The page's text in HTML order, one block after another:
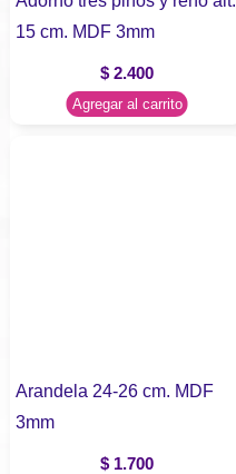
15 cm. MDF 3mm
$ 2.400
Agregar al carrito
Arandela 24-26 cm. MDF
3mm
$ 1.700